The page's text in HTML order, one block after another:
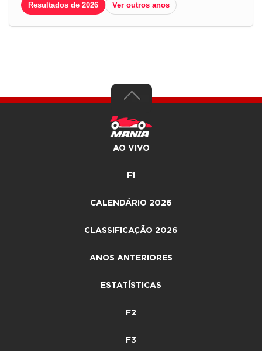
Resultados de 2026 Ver outros anos
AO VIVO
F1
CALENDÁRIO 2026
CLASSIFICAÇÃO 2026
ANOS ANTERIORES
ESTATÍSTICAS
F2
F3